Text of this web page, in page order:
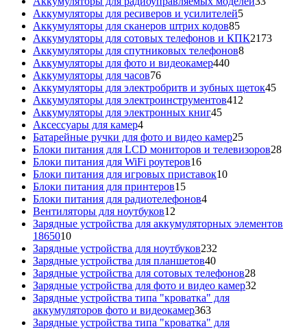
Аккумуляторы для ресиверов и усилителей55
Аккумуляторы для сканеров штрих кодов8585
товаров
Аккумуляторы для сотовых телефонов и КПК21732173
Аккумуляторы для спутниковых телефонов88
Аккумуляторы для фото и видеокамер440440
Аккумуляторы для часов7676
товаров
Аккумуляторы для электробритв и зубных щеток4545
Аккумуляторы для электроинструментов412
Аккумуляторы для электронных книг4545
Аксессуары для камер44
товара
Батарейные ручки для фото и видео камер2525
товаров
Блоки питания для LCD мониторов и телевизоров2828
Блоки питания для WiFi роутеров1616
товаров
Блоки питания для игровых приставок1010
Блоки питания для принтеров1515
товаров
Блоки питания для радиотелефонов44
Вентиляторы для ноутбуков12
товаров
Зарядные устройства для аккумуляторных элементов
186501010
товаров
Зарядные устройства для ноутбуков232
Зарядные устройства для планшетов4040
товаров
Зарядные устройства для сотовых телефонов2828
товаров
Зарядные устройства для фото и видео камер32
Зарядные устройства типа "кроватка" для
аккумуляторов фото и видеокамер363363
товара
Зарядные устройства типа "кроватка" для